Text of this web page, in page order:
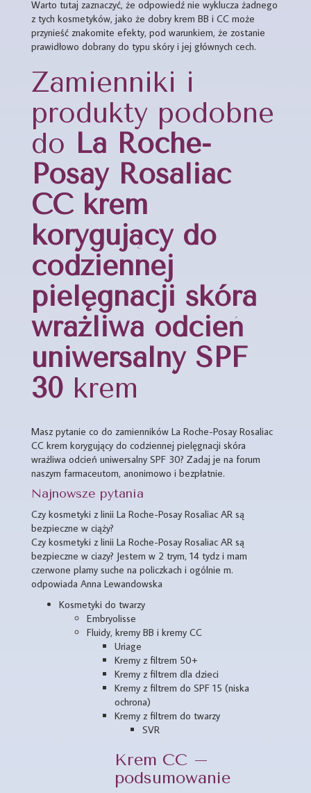
Warto tutaj zaznaczyć, że odpowiedź nie wyklucza żadnego
z tych kosmetyków, jako że dobry krem BB i CC może
przynieść znakomite efekty, pod warunkiem, że zostanie
prawidłowo dobrany do typu skóry i jej głównych cech.
Zamienniki i
produkty podobne
do La Roche-
Posay Rosaliac
CC krem
korygujący do
codziennej
pielęgnacji skóra
wrażliwa odcień
uniwersalny SPF
30 krem
Masz pytanie co do zamienników La Roche-Posay Rosaliac
CC krem korygujący do codziennej pielęgnacji skóra
wrażliwa odcień uniwersalny SPF 30? Zadaj je na forum
naszym farmaceutom, anonimowo i bezpłatnie.
Najnowsze pytania
Czy kosmetyki z linii La Roche-Posay Rosaliac AR są
bezpieczne w ciąży?
Czy kosmetyki z linii La Roche-Posay Rosaliac AR są
bezpieczne w ciazy? Jestem w 2 trym, 14 tydz i mam
czerwone plamy suche na policzkach i ogólnie m.
odpowiada Anna Lewandowska
Kosmetyki do twarzy
Embryolisse
Fluidy, kremy BB i kremy CC
Uriage
Kremy z filtrem 50+
Kremy z filtrem dla dzieci
Kremy z filtrem do SPF 15 (niska
ochrona)
Kremy z filtrem do twarzy
SVR
Krem CC –
podsumowanie